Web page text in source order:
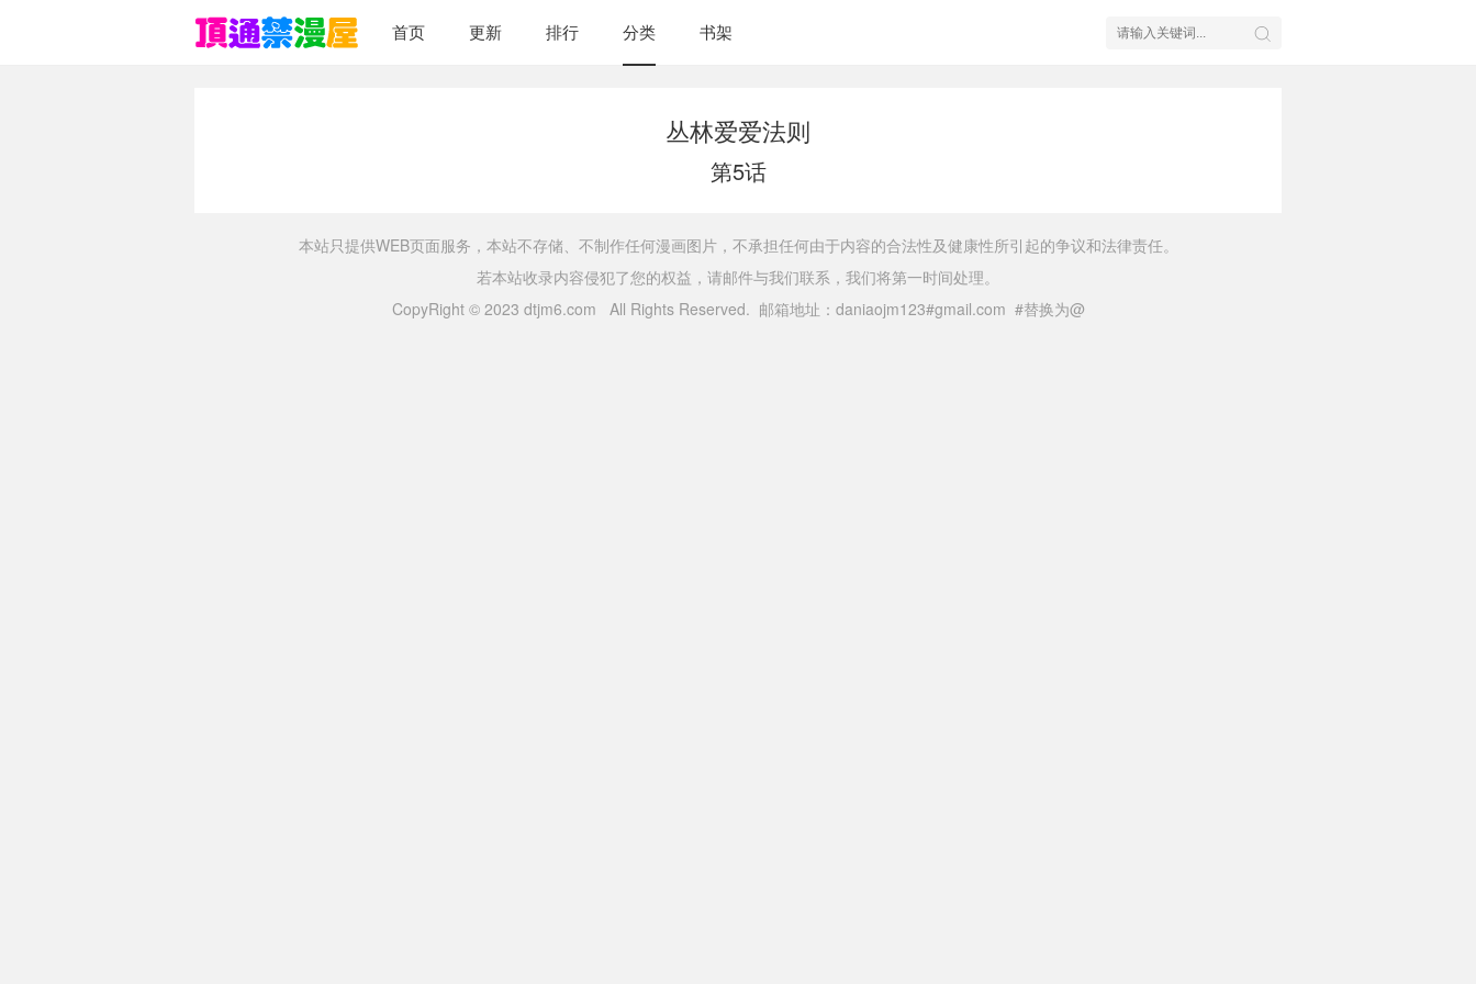
首页 更新 排行 分类 书架
丛林爱爱法则
第5话
本站只提供WEB页面服务，本站不存储、不制作任何漫画图片，不承担任何由于内容的合法性及健康性所引起的争议和法律责任。
若本站收录内容侵犯了您的权益，请邮件与我们联系，我们将第一时间处理。
CopyRight © 2023 dtjm6.com All Rights Reserved. 邮箱地址：daniaojm123#gmail.com #替换为@